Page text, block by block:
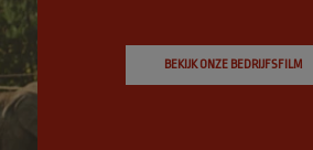
BEKIJK ONZE BEDRIJFSFILM